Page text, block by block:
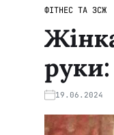
ФІТНЕС ТА ЗСЖ
19.06.2024